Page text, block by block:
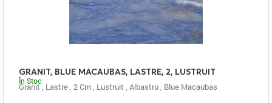
GRANIT, BLUE MACAUBAS, LASTRE, 2, LUSTRUIT
Granit, Lastre, 2 Cm, Lustruit , Albastru, Blue Macaubas
În Stoc